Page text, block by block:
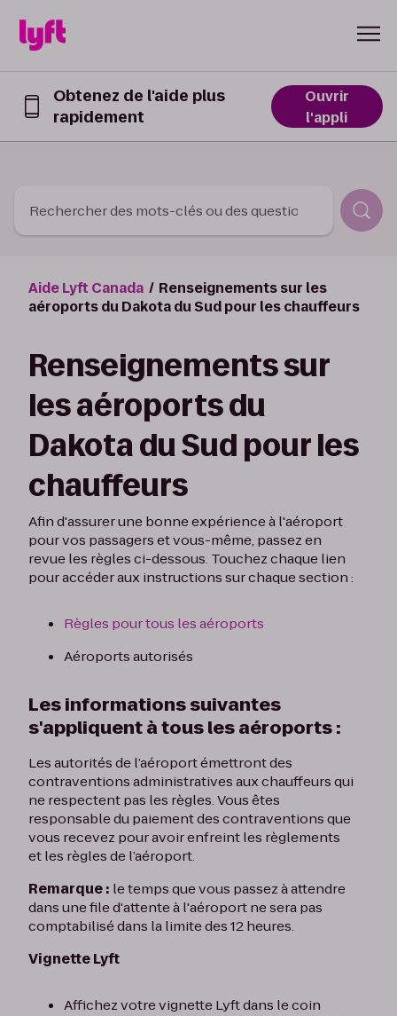
Obtenez de l'aide plus
rapidement
Obtenez
dans
Ouvrir
l'appli
Rechercher des mots-clés ou des questions
Aide Lyft Canada
Renseignements sur les
aéroports du Dakota du Sud pour les chauffeurs
Renseignements sur
les aéroports du
Dakota du Sud pour les
chauffeurs
Afin d'assurer une bonne expérience à l'aéroport
pour vos passagers et vous-même, passez en
revue les règles ci-dessous. Touchez chaque lien
pour accéder aux instructions sur chaque section :
Règles pour tous les aéroports
Aéroports autorisés
Les informations suivantes
s'appliquent à tous les aéroports :
Les autorités de l’aéroport émettront des
contraventions administratives aux chauffeurs qui
ne respectent pas les règles. Vous êtes
responsable du paiement des contraventions que
vous recevez pour avoir enfreint les règlements
et les règles de l’aéroport.
Remarque : le temps que vous passez à attendre
dans une file d'attente à l'aéroport ne sera pas
comptabilisé dans la limite des 12 heures.
Vignette Lyft
Affichez votre vignette Lyft dans le coin